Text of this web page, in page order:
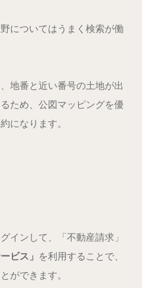
についてはうまく検索が働
地番と近い番号の土地が出
ため、公図マッピングを優
になります。
インして、「不動産請求」
ビス」
を利用することで、
ができます。